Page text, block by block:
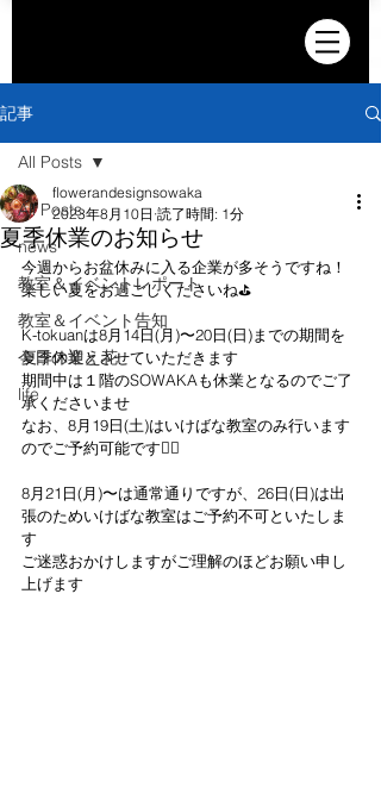
記事
All Posts
news
教室＆イベントレポート
教室＆イベント告知
今日の迎え花
life
All Posts
夏季休業のお知らせ
flowerandesignsowaka
2023年8月10日 読了時間: 1分
今週からお盆休みに入る企業が多そうですね！
楽しい夏をお過ごしくださいね⛳️
K-tokuanは8月14日(月)〜20日(日)までの期間を
夏季休業とさせていただきます
期間中は１階のSOWAKAも休業となるのでご了
承くださいませ
なお、8月19日(土)はいけばな教室のみ行います
のでご予約可能です🙆‍♀️
8月21日(月)〜は通常通りですが、26日(日)は出
張のためいけばな教室はご予約不可といたしま
す
ご迷惑おかけしますがご理解のほどお願い申し
上げます